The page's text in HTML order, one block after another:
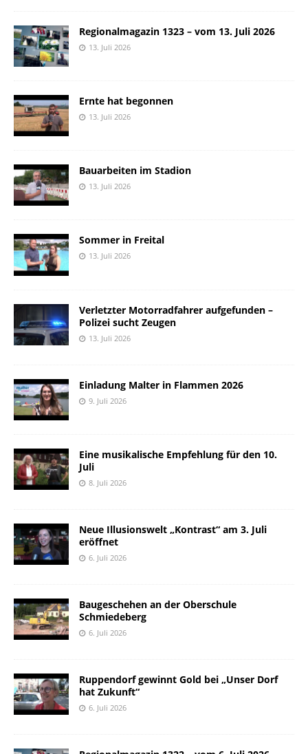
Regionalmagazin 1323 – vom 13. Juli 2026
13. Juli 2026
Ernte hat begonnen
13. Juli 2026
Bauarbeiten im Stadion
13. Juli 2026
Sommer in Freital
13. Juli 2026
Verletzter Motorradfahrer aufgefunden –
Polizei sucht Zeugen
13. Juli 2026
Einladung Malter in Flammen 2026
9. Juli 2026
Eine musikalische Empfehlung für den 10.
Juli
8. Juli 2026
Neue Illusionswelt „Kontrast“ am 3. Juli
eröffnet
6. Juli 2026
Baugeschehen an der Oberschule
Schmiedeberg
6. Juli 2026
Ruppendorf gewinnt Gold bei „Unser Dorf
hat Zukunft“
6. Juli 2026